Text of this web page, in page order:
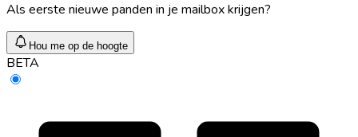
Als eerste nieuwe panden in je mailbox krijgen?
Hou me op de hoogte
BETA